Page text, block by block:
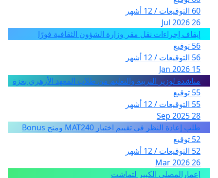
60 التوقيعات / 12 أشهر
26 Jul 2026
إيقاف إجراءات نقل مقر وزارة الشؤون الثقافية فورًا
56 توقيع
56 التوقيعات / 12 أشهر
15 Jan 2026
مناشدة لوزير التربية والتعليم من طلاب المعهد الأزهري بغزة
55 توقيع
55 التوقيعات / 12 أشهر
28 Sep 2025
طلب إعادة النظر في تقييم اختبار MAT240 ومنح Bonus
52 توقيع
52 التوقيعات / 12 أشهر
26 Mar 2026
إعمارالمصلى الكبير لتماشت